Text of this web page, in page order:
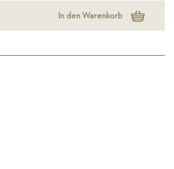
In den Warenkorb